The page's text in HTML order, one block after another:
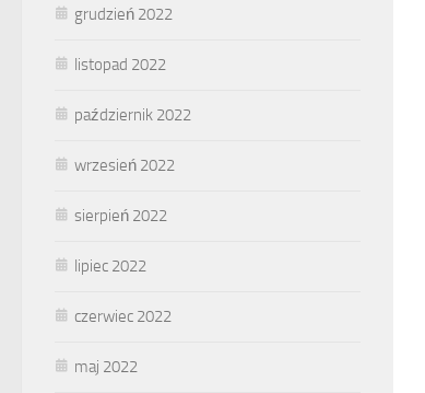
grudzień 2022
listopad 2022
październik 2022
wrzesień 2022
sierpień 2022
lipiec 2022
czerwiec 2022
maj 2022